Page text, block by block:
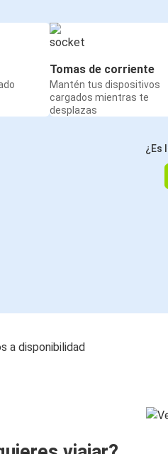
Tomas de corriente
Mantén tus dispositivos
cargados mientras te
desplazas
¿Es
a disponibilidad